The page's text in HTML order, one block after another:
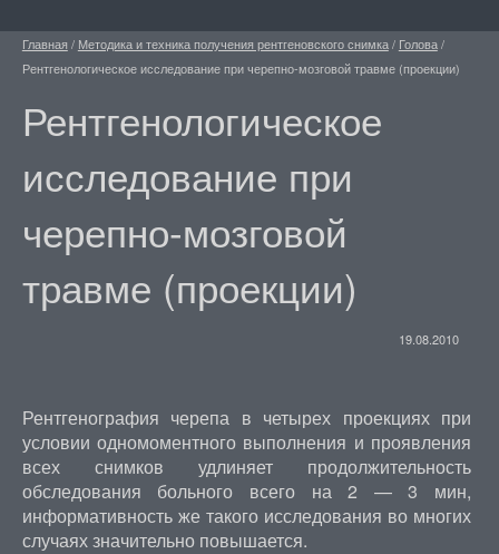
Главная / Методика и техника получения рентгеновского снимка/ Голова/
Рентгенологическое исследование при черепно-мозговой травме (проекции)
Рентгенологическое
исследование при
черепно-мозговой
травме (проекции)
19.08.2010
Рентгенография черепа в четырех проекциях при
условии одномоментного выполнения и проявления
всех снимков удлиняет продолжительность
обследования больного всего на 2 — 3 мин,
информативность же такого исследования во многих
случаях значительно повышается.